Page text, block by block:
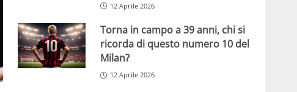
12 Aprile 2026
Torna in campo a 39 anni, chi si
ricorda di questo numero 10 del
Milan?
12 Aprile 2026